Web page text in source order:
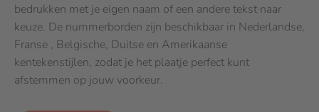
bedrukken met je eigen naam of een andere tekst naar
keuze. De nummerborden zijn beschikbaar in Nederlandse,
Franse , Belgische, Duitse en Amerikaanse
kentekenstijlen, zodat je het plaatje perfect kunt
afstemmen op jouw voorkeur.